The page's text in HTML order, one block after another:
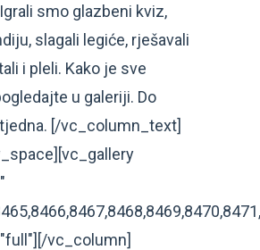
smo glazbeni kviz,
slagali legiće, rješavali
i pleli. Kako je sve
u galeriji. Do
[/vc_column_text]
vc_column]